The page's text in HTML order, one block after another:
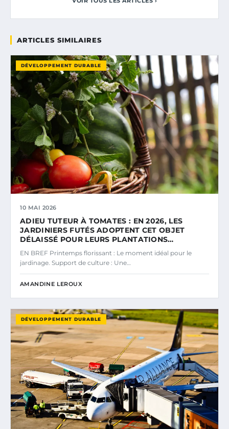
ARTICLES SIMILAIRES
DÉVELOPPEMENT DURABLE
10 MAI 2026
ADIEU TUTEUR À TOMATES : EN 2026, LES
JARDINIERS FUTÉS ADOPTENT CET OBJET
DÉLAISSÉ POUR LEURS PLANTATIONS…
EN BREF Printemps florissant : Le moment idéal pour le
jardinage. Support de culture : Une…
AMANDINE LEROUX
DÉVELOPPEMENT DURABLE